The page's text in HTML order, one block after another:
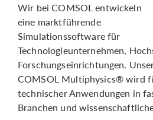
Wir bei COMSOL entwickeln
eine marktführende
Simulationssoftware für
Technologieunternehmen,
Forschungseinrichtungen.
COMSOL Multiphysics® wird
technischer Anwendungen in
Branchen und